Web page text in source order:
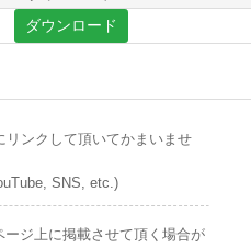
ダウンロード
リンクして頂いてかまいませ
SNS, etc.)
ジ上に掲載させて頂く場合が